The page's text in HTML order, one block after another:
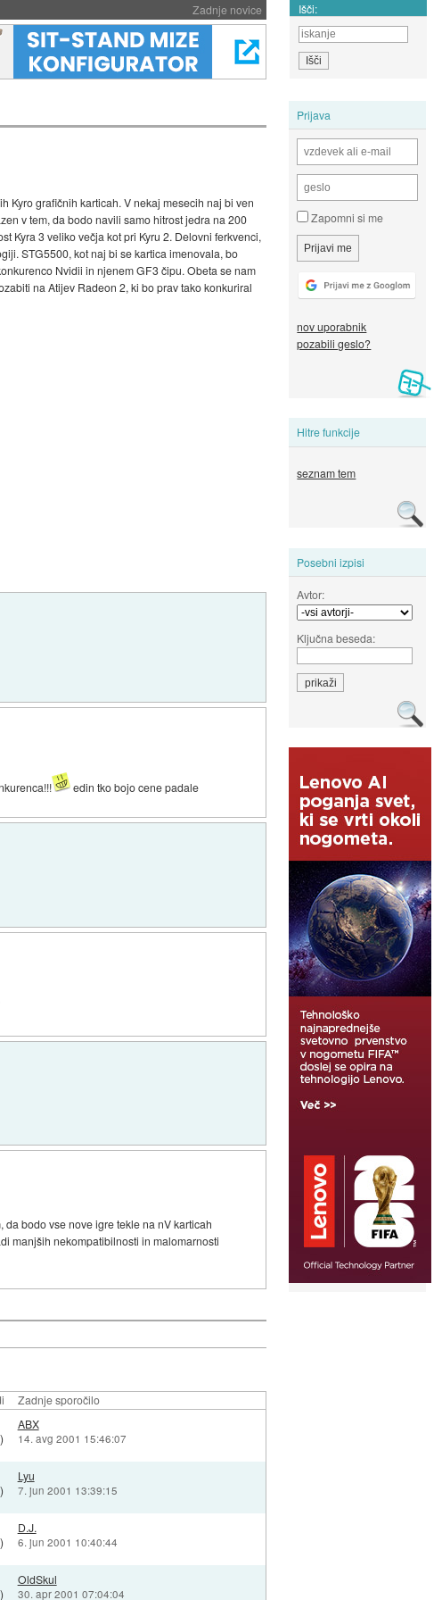
Zadnje novice Išči:
Prijava
Zapomni si me
nov uporabnik
pozabili geslo?
Hitre funkcije
seznam tem
Posebni izpisi
Avtor:
Ključna beseda:
Kyro grafičnih karticah. V nekaj mesecih naj bi ven
v tem, da bodo navili samo hitrost jedra na 200
Kyra 3 veliko večja kot pri Kyru 2. Delovni ferkvenci,
STG5500, kot naj bi se kartica imenovala, bo
Nvidii in njenem GF3 čipu. Obeta se nam
na Atijev Radeon 2, ki bo prav tako konkuriral
edin tko bojo cene padale
bodo vse nove igre tekle na nV karticah
manjših nekompatibilnosti in malomarnosti
Zadnje sporočilo
ABX
14. avg 2001 15:46:07
Lyu
7. jun 2001 13:39:15
D.J.
6. jun 2001 10:40:44
OldSkul
30. apr 2001 07:04:04